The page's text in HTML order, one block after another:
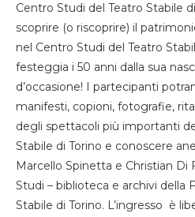
Centro Studi del Teatro Stabile
scoprire (o riscoprire) il
nel Centro Studi del Teatro
festeggia i 50 anni dalla sua
d’occasione! I partecipanti
manifesti, copioni, fotografie,
degli spettacoli più importanti
Stabile di Torino e conoscere
Marcello Spinetta e Christian Di
Studi – biblioteca e archivi della
Stabile di Torino. L’ingresso è